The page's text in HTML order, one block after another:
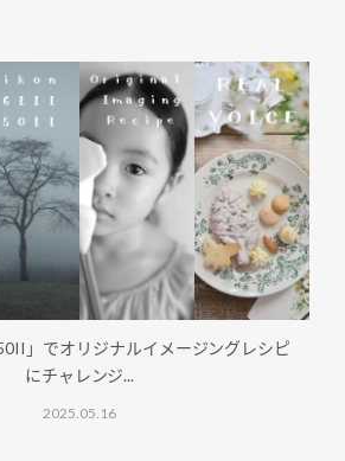
」でオリジナルイメージングレシピ
にチャレンジ...
2025.05.16